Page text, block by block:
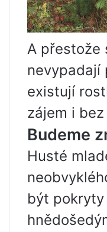
A přestože
nevypadají
existují
zájem i bez
Budeme
Husté
být pokryty